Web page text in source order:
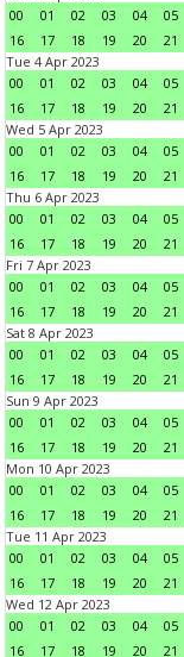
00
01 02 03 04 05
16
17 18 19 20 21
Tue 4 Apr 2023
00
01 02 03 04 05
16
17 18 19 20 21
Wed 5 Apr 2023
00
01 02 03 04 05
16
17 18 19 20 21
Thu 6 Apr 2023
00
01 02 03 04 05
16
17 18 19 20 21
Fri 7 Apr 2023
00
01 02 03 04 05
16
17 18 19 20 21
Sat 8 Apr 2023
00
01 02 03 04 05
16
17 18 19 20 21
Sun 9 Apr 2023
00
01 02 03 04 05
16
17 18 19 20 21
Mon 10 Apr 2023
00
01 02 03 04 05
16
17 18 19 20 21
Tue 11 Apr 2023
00
01 02 03 04 05
16
17 18 19 20 21
Wed 12 Apr 2023
00
01 02 03 04 05
16
17 18 19 20 21